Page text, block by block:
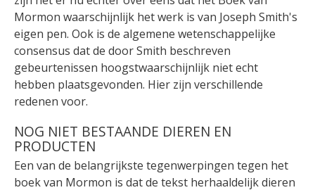
Mormon waarschijnlijk het werk is van Joseph Smith's
eigen pen. Ook is de algemene wetenschappelijke
consensus dat de door Smith beschreven
gebeurtenissen hoogstwaarschijnlijk niet echt
hebben plaatsgevonden. Hier zijn verschillende
redenen voor.
NOG NIET BESTAANDE DIEREN EN
PRODUCTEN
Een van de belangrijkste tegenwerpingen tegen het
boek van Mormon is dat de tekst herhaaldelijk dieren